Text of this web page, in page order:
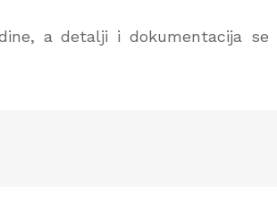
a detalji i dokumentacija